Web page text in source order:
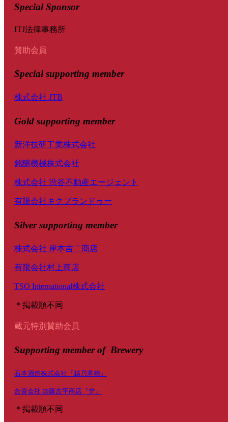
Special Sponsor
ITJ法律事務所
賛助会員
Specialsupporting member
株式会社 JTB
Gold supporting member
新洋技研工業株式会社
銘醸機械株式会社
株式会社 渋谷不動産エージェント
有限会社キクプランドゥー
Silver supporting member
株式会社 岸本吉二商店
有限会社村上商店
TSO International株式会社
＊掲載順不同
蔵元特別賛助会員
Supporting member of Brewery
石本酒造株式会社『越乃寒梅』
合資会社 加藤吉平商店『梵』
＊掲載順不同